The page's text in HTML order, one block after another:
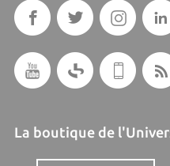
La boutique de